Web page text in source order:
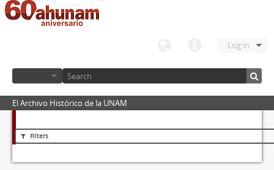
Log in
El Archivo Histórico de la UNAM
Filters